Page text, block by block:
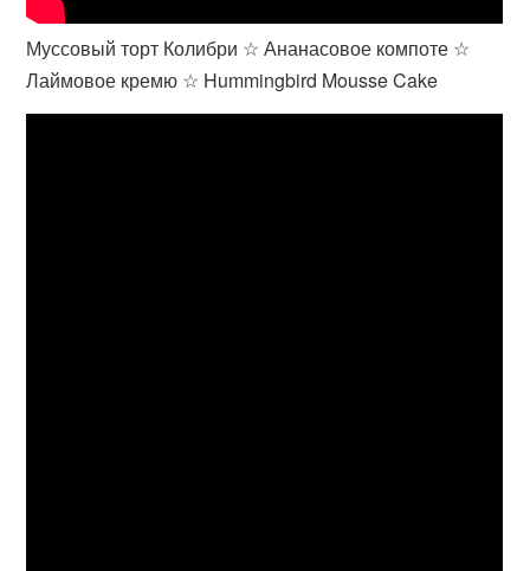
Муссовый торт Колибри ☆ Ананасовое компоте ☆
Лаймовое кремю ☆ Hummingbird Mousse Cake